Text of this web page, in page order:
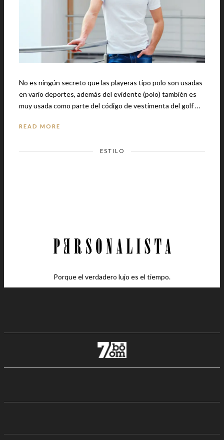
No es ningún secreto que las playeras tipo polo son usadas
en vario deportes, además del evidente (polo) también es
muy usada como parte del código de vestimenta del golf …
READ MORE
ESTILO
Porque el verdadero lujo es el tiempo.